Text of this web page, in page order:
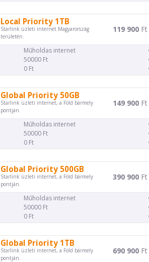
Local Priority 1TB
Starlink üzleti internet Magyarország
területén.
119 900Ft
Műholdas internet
50000 Ft
0 Ft
Global Priority 50GB
Starlink üzleti internet, a Föld bármely
pontján.
149 900Ft
Műholdas internet
50000 Ft
0 Ft
Global Priority 500GB
Starlink üzleti internet, a Föld bármely
pontján.
390 900Ft
Műholdas internet
50000 Ft
0 Ft
Global Priority 1TB
Starlink üzleti internet, a Föld bármely
pontján.
690 900Ft